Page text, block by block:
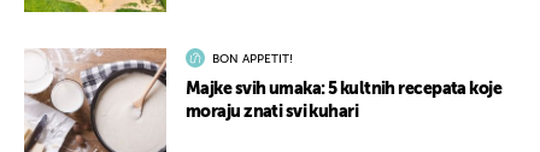
BON APPETIT!
Majke svih umaka: 5 kultnih recepata koje
moraju znati svi kuhari